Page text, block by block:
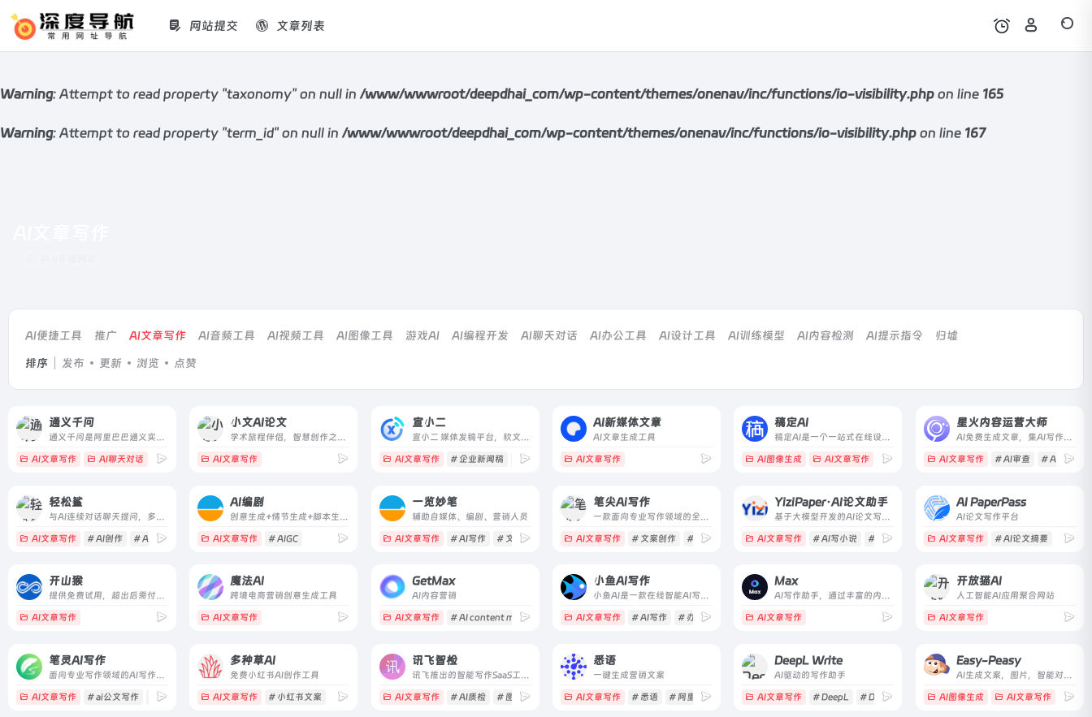
Warning: Attempt to read property "taxonomy" on null in /www/wwwroot/deepdhai_com/wp-content/themes/onenav/inc/functions/io-visibility.php on line 165
Warning: Attempt to read property "term_id" on null in /www/wwwroot/deepdhai_com/wp-content/themes/onenav/inc/functions/io-visibility.php on line 167
网站提交 文章列表
AI便捷工具 推广 AI文章写作 AI音频工具 AI视频工具 AI图像工具 游戏AI AI编程开发 AI聊天对话 AI办公工具 AI设计工具 AI训练模型 AI内容检测 AI提示指令 归墟
排序 发布 更新 浏览 点赞
通义千问
通义千问是阿里巴巴通义实验室的大模型家族，提供自然语言理解、文本生成、视觉理解、音频理解等多种能力，覆盖对话、编程、多模态等应用。
AI文章写作 AI聊天对话 # AI助手 # 多模态 # 大模型
小文AI论文
学术旅程伴侣，智慧创作之选。轻松解决论文写作难题，AI论文助您一键完成，仅需一杯咖啡时间，即可轻松问鼎学术高峰！
AI文章写作
宣小二
宣小二 媒体发稿平台，软文发布平台，自媒体发稿平台，短视频矩阵发布平台，基于AI驱动的企业自助式投放平台。
AI文章写作 # 企业新闻稿 # 公关软文 # 危机公关
AI新媒体文章
AI文章生成工具
AI文章写作
稿定AI
稿定AI是一个一站式在线设计工具平台，提供AI驱动的图片处理、海报生成、抠图、消除、清晰化等功能，并支持创意画布、H5制作和视频剪辑。
AI图像生成 AI文章写作 # 在线设计 # 海报设计 # 稿定
星火内容运营大师
AI免费生成文章，集AI写作，选题，配图，排版，润色，发布等功能为一体的智能创作平台。通用稿件30分钟生成，深度稿件效率翻番。应用于企业公众号，头条，新闻、等场景。释放创意，让内容创作更轻松！
AI文章写作 # AI审查 # AI自定风
轻松鲨
与AI连续对话聊天提问，多场景50+文案写作模板，AI智能生成思维导图
AI文章写作 # AI创作 # Ai文案 # AI聊天
AI编剧
创意生成+情节生成+脚本生成，AI编剧3步走，AI自动帮你搞定剧情！搭配长短视频拍摄
AI文章写作 # AIGC
一览妙笔
辅助自媒体、编剧、营销人员
AI文章写作 # AI写作 # 文案撰写 # 营销
笔尖Ai写作
一款面向专业写作领域的全能型AI写作助手，1000+写作模板，轻松原创。
AI文章写作 # 文案创作 # 短视频脚本写作 # 笔尖Ai写作
YiziPaper·AI论文助手
基于大模型开发的AI论文写作助手，它可以根据用户的简单操作，驱动人工智能创作各种学科和语言的专业论文。
AI文章写作 # AI写小说 # AI写论文 # AI写长篇
AI PaperPass
AI论文写作平台
AI文章写作 # AI论文摘要
开山猴
提供免费试用，超出后需付费使用
AI文章写作
魔法AI
跨境电商营销创意生成工具
AI文章写作
GetMax
AI内容营销
AI文章写作 # AI content marketing
小鱼AI写作
小鱼AI是一款在线智能AI写作平台，可以AI自动生成高质量原创内容，内容创作覆盖多种类型，满足不同场景的AI创作需求以及提供个性化的自定义应用
AI文章写作 # AI写作 # 办公协作 # 文案生成
Max
AI写作助手，通过丰富的内置角色和提示词为您带来无与伦比的写作体验。
AI文章写作
开放猫AI
人工智能AI应用聚合网站
AI文章写作
笔灵AI写作
面向专业写作领域的AI写作工具
AI文章写作 # ai公文写作 # ai商业计划书 # ai开题报告
多种草AI
免费小红书AI创作工具
AI文章写作 # 小红书文案
讯飞智检
讯飞推出的智能写作SaaS工具，支持智能写作后的校对与合规审核
AI文章写作 # AI质检 # 图片合规检查 # 文本合规检查
悉语
一键生成营销文案
AI文章写作 # 悉语 # 阿里妈妈
DeepL Write
AI驱动的写作助手
AI文章写作 # DeepL # DeepL Write
Easy-Peasy
AI生成文案，图片，智能对话，音频转文案等功能的集成应用
AI图像生成 AI文章写作